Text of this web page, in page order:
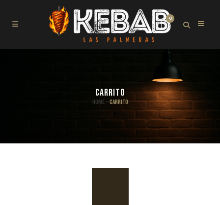
0
CARRITO
Home>Carrito